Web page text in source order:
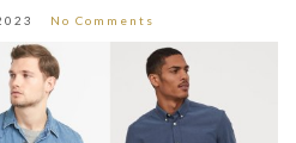
No Comments